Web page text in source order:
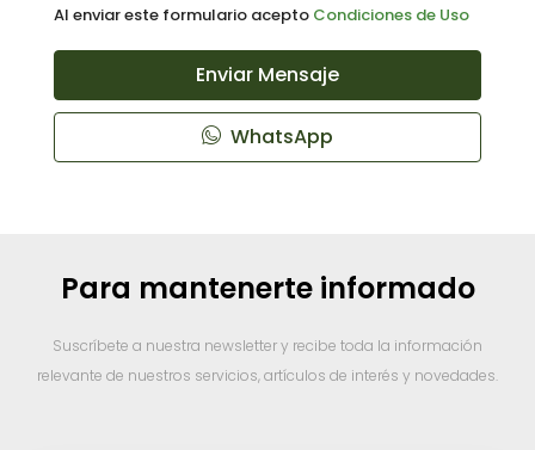
Al enviar este formulario acepto Condiciones de Uso
Enviar Mensaje
WhatsApp
Para mantenerte informado
Suscríbete a nuestra newsletter y recibe toda la información
relevante de nuestros servicios, artículos de interés y novedades.